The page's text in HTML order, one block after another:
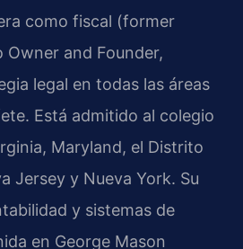
como fiscal (former
and Founder,
legal en todas las áreas
Está admitido al colegio
Maryland, el Distrito
Jersey y Nueva York. Su
y sistemas de
en George Mason